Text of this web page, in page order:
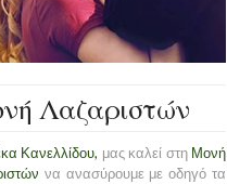
Λαζαριστών
Κανελλίδου, μας καλεί στη Μονή
να ανασύρουμε με οδηγό τα